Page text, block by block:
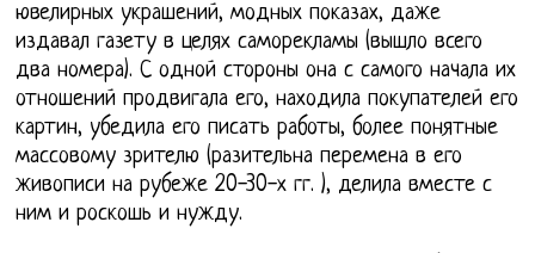
ювелирных украшений, модных показах, даже
издавал газету в целях саморекламы (вышло всего
два номера). С одной стороны она с самого начала их
отношений продвигала его, находила покупателей его
картин, убедила его писать работы, более понятные
массовому зрителю (разительна перемена в его
живописи на рубеже 20-30-х гг. ), делила вместе с
ним и роскошь и нужду.